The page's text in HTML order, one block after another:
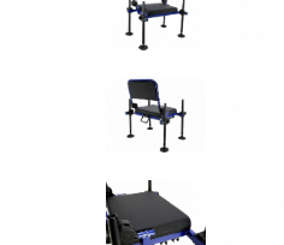
Nade si Momeli
Accesorii Monturi